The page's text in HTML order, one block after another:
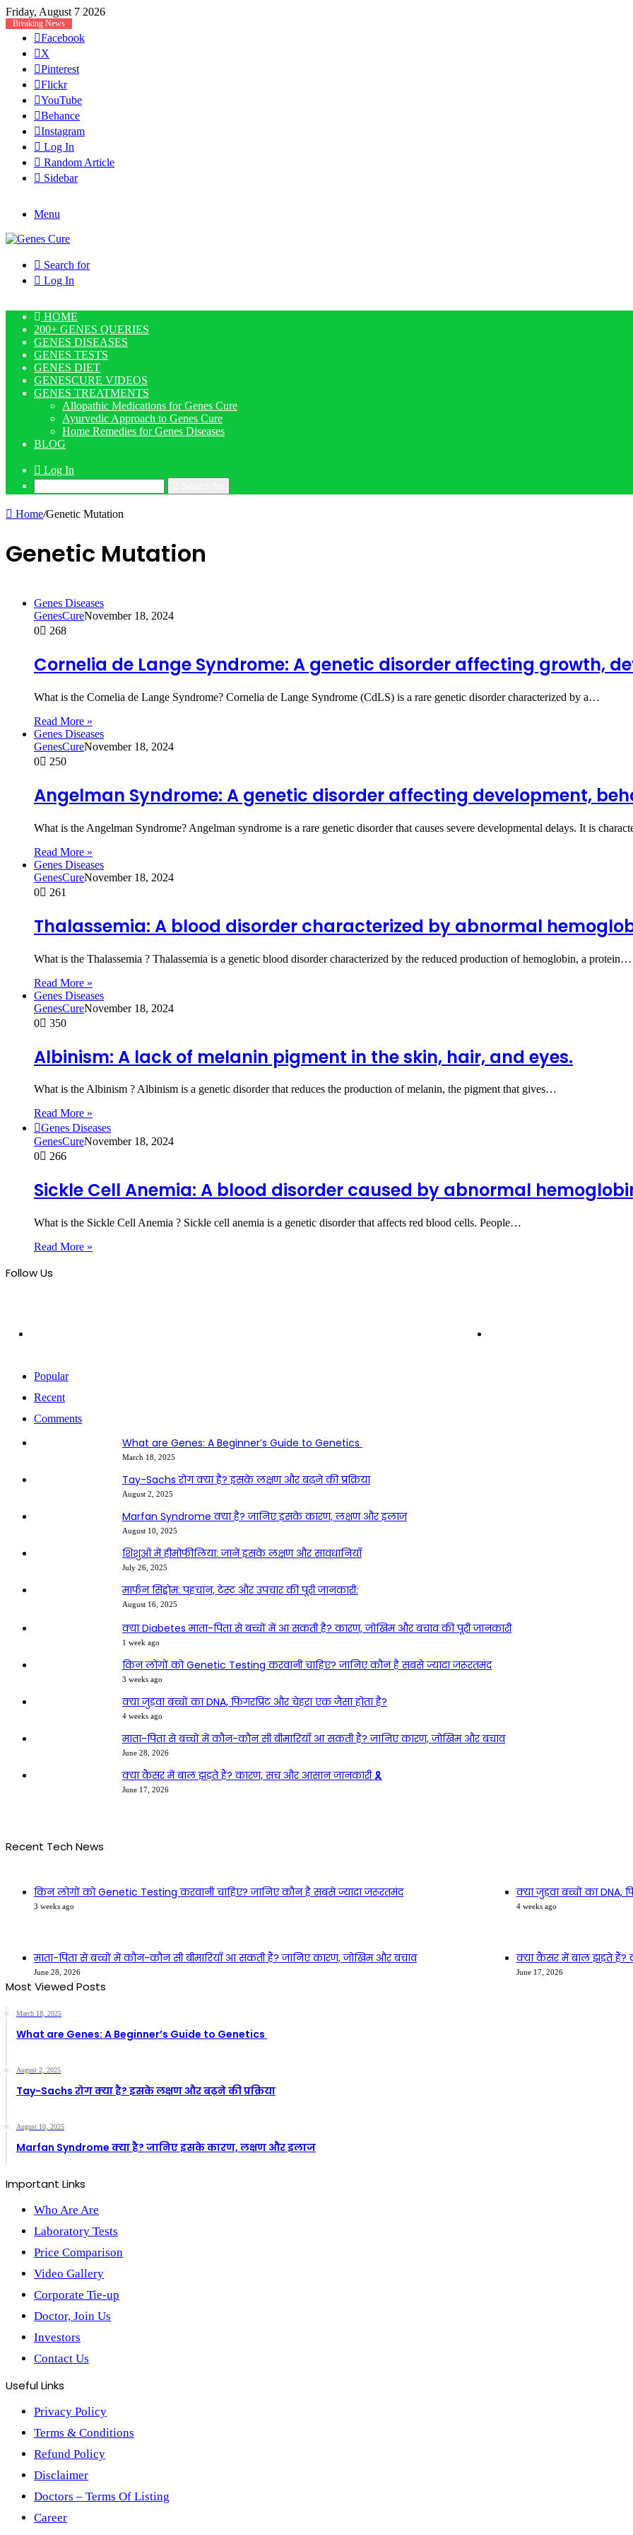
Friday, August 7 2026
Breaking News
Facebook
X
Pinterest
Flickr
YouTube
Behance
Instagram
Log In
Random Article
Sidebar
Menu
Search for
Log In
HOME
200+ GENES QUERIES
GENES DISEASES
GENES TESTS
GENES DIET
GENESCURE VIDEOS
GENES TREATMENTS
Allopathic Medications for Genes Cure
Ayurvedic Approach to Genes Cure
Home Remedies for Genes Diseases
BLOG
Log In
Home/Genetic Mutation
Genetic Mutation
Genes Diseases
GenesCureNovember 18, 2024
0
268
Cornelia de Lange Syndrome: A genetic disorder affecting growth,
What is the Cornelia de Lange Syndrome? Cornelia de Lange Syndrome (CdLS) is a rare genetic disorder characterized by a…
Read More »
Genes Diseases
GenesCureNovember 18, 2024
0
250
Angelman Syndrome: A genetic disorder affecting development,
What is the Angelman Syndrome? Angelman syndrome is a rare genetic disorder that causes severe developmental delays. It is
Read More »
Genes Diseases
GenesCureNovember 18, 2024
0
261
Thalassemia: A blood disorder characterized by abnormal
What is the Thalassemia ? Thalassemia is a genetic blood disorder characterized by the reduced production of hemoglobin, a protein…
Read More »
Genes Diseases
GenesCureNovember 18, 2024
0
350
Albinism: A lack of melanin pigment in the skin, hair, and eyes.
What is the Albinism ? Albinism is a genetic disorder that reduces the production of melanin, the pigment that gives…
Read More »
Genes Diseases
GenesCureNovember 18, 2024
0
266
Sickle Cell Anemia: A blood disorder caused by abnormal
What is the Sickle Cell Anemia ? Sickle cell anemia is a genetic disorder that affects red blood cells. People…
Read More »
Follow Us
Popular
Recent
Comments
What are Genes: A Beginner’s Guide to Genetics
March 18, 2025
Tay-Sachs रोग क्या है? इसके लक्षण और बढ़ने की प्रक्रिया
August 2, 2025
Marfan Syndrome क्या है? जानिए इसके कारण, लक्षण और इलाज
August 10, 2025
शिशुओं में हीमोफीलिया: जानें इसके लक्षण और सावधानियाँ
July 26, 2025
मार्फन सिंड्रोम: पहचान, टेस्ट और उपचार की पूरी जानकारी:
August 16, 2025
क्या Diabetes माता-पिता से बच्चों में आ सकती है? कारण, जोखिम और बचाव की पूरी जानकारी
1 week ago
किन लोगों को Genetic Testing करवानी चाहिए? जानिए कौन है सबसे ज्यादा जरूरतमंद
3 weeks ago
क्या जुड़वा बच्चों का DNA, फिंगरप्रिंट और चेहरा एक जैसा होता है?
4 weeks ago
माता-पिता से बच्चों में कौन-कौन सी बीमारियाँ आ सकती हैं? जानिए कारण, जोखिम और बचाव
June 28, 2026
क्या कैंसर में बाल झड़ते हैं? कारण, सच और आसान जानकारी 🎗️
June 17, 2026
Recent Tech News
किन लोगों को Genetic Testing करवानी चाहिए? जानिए कौन है सबसे ज्यादा जरूरतमंद
3 weeks ago
क्या जुड़वा बच्चों का DNA,
4 weeks ago
माता-पिता से बच्चों में कौन-कौन सी बीमारियाँ आ सकती हैं? जानिए कारण, जोखिम और बचाव
June 28, 2026
क्या कैंसर में बाल झड़ते हैं?
June 17, 2026
Most Viewed Posts
March 18, 2025
What are Genes: A Beginner’s Guide to Genetics
August 2, 2025
Tay-Sachs रोग क्या है? इसके लक्षण और बढ़ने की प्रक्रिया
August 10, 2025
Marfan Syndrome क्या है? जानिए इसके कारण, लक्षण और इलाज
Important Links
Who Are Are
Laboratory Tests
Price Comparison
Video Gallery
Corporate Tie-up
Doctor, Join Us
Investors
Contact Us
Useful Links
Privacy Policy
Terms & Conditions
Refund Policy
Disclaimer
Doctors – Terms Of Listing
Career